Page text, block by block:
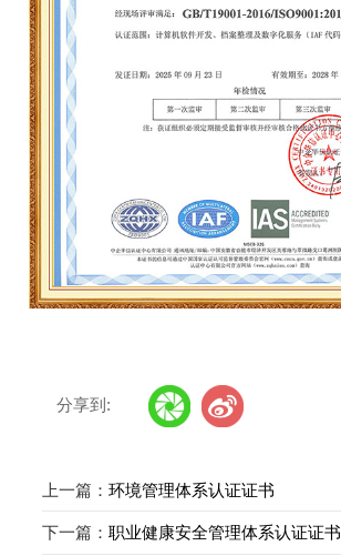
分享到:
上一篇：环境管理体系认证证书
下一篇：职业健康安全管理体系认证证书